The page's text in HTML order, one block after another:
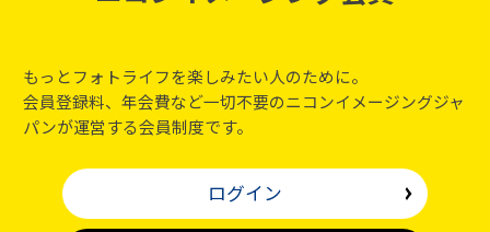
もっとフォトライフを楽しみたい人のために。
会員登録料、年会費など一切不要のニコンイメージングジャ
パンが運営する会員制度です。
ログイン